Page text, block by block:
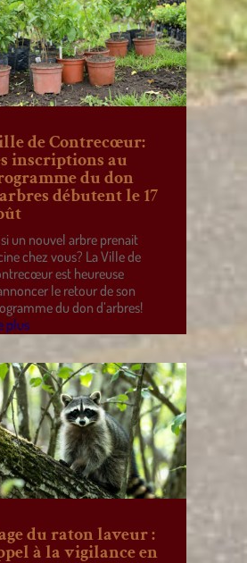
de Contrecœur:
inscriptions au
du don
débutent le 17
un nouvel arbre prenait
chez vous? La Ville de
est heureuse
le retour de son
du don d’arbres!
plus
du raton laveur :
à la vigilance en